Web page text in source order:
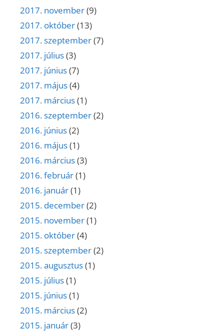
2017. november(9)
2017. október(13)
2017. szeptember(7)
2017. július(3)
2017. június(7)
2017. május(4)
2017. március(1)
2016. szeptember(2)
2016. június(2)
2016. május(1)
2016. március(3)
2016. február(1)
2016. január(1)
2015. december(2)
2015. november(1)
2015. október(4)
2015. szeptember(2)
2015. augusztus(1)
2015. július(1)
2015. június(1)
2015. március(2)
2015. január(3)